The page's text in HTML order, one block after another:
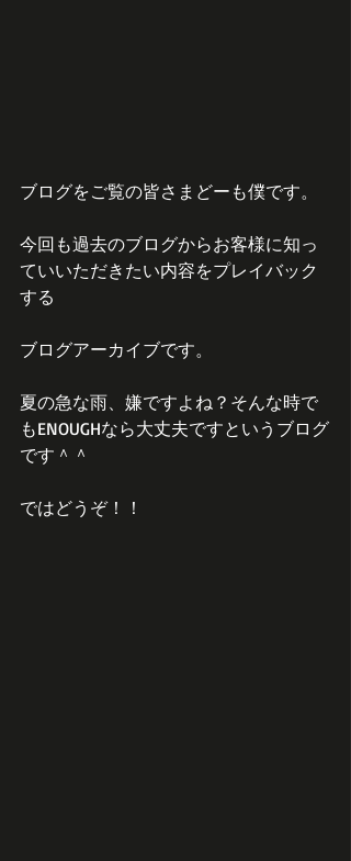
ブログをご覧の皆さまどーも僕です。
今回も過去のブログからお客様に知っ
ていいただきたい内容をプレイバック
する
ブログアーカイブです。
夏の急な雨、嫌ですよね？そんな時で
もENOUGHなら大丈夫ですというブログ
です＾＾
ではどうぞ！！